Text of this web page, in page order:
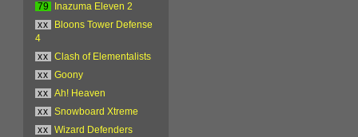
79
Inazuma Eleven 2
xx
Bloons Tower Defense
4
xx
Clash of Elementalists
xx
Goony
xx
Ah! Heaven
xx
Snowboard Xtreme
xx
Wizard Defenders